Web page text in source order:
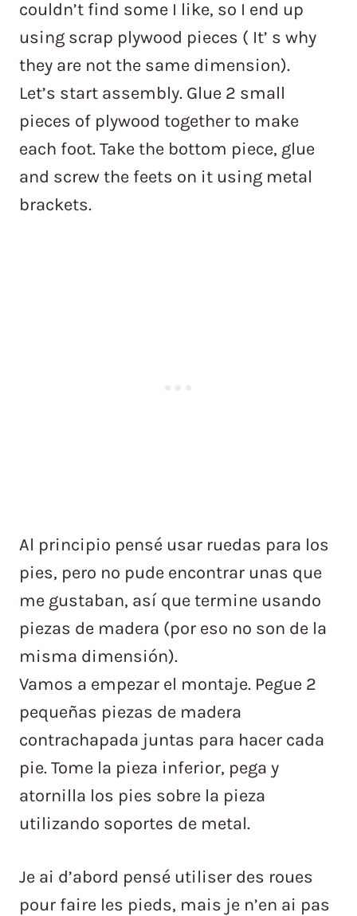
couldn’t find some I like, so I end up
using scrap plywood pieces ( It’ s why
they are not the same dimension).
Let’s start assembly. Glue 2 small
pieces of plywood together to make
each foot. Take the bottom piece, glue
and screw the feets on it using metal
brackets.
Al principio pensé usar ruedas para los
pies, pero no pude encontrar unas que
me gustaban, así que termine usando
piezas de madera (por eso no son de la
misma dimensión).
Vamos a empezar el montaje. Pegue 2
pequeñas piezas de madera
contrachapada juntas para hacer cada
pie. Tome la pieza inferior, pega y
atornilla los pies sobre la pieza
utilizando soportes de metal.
Je ai d’abord pensé utiliser des roues
pour faire les pieds, mais je n’en ai pas